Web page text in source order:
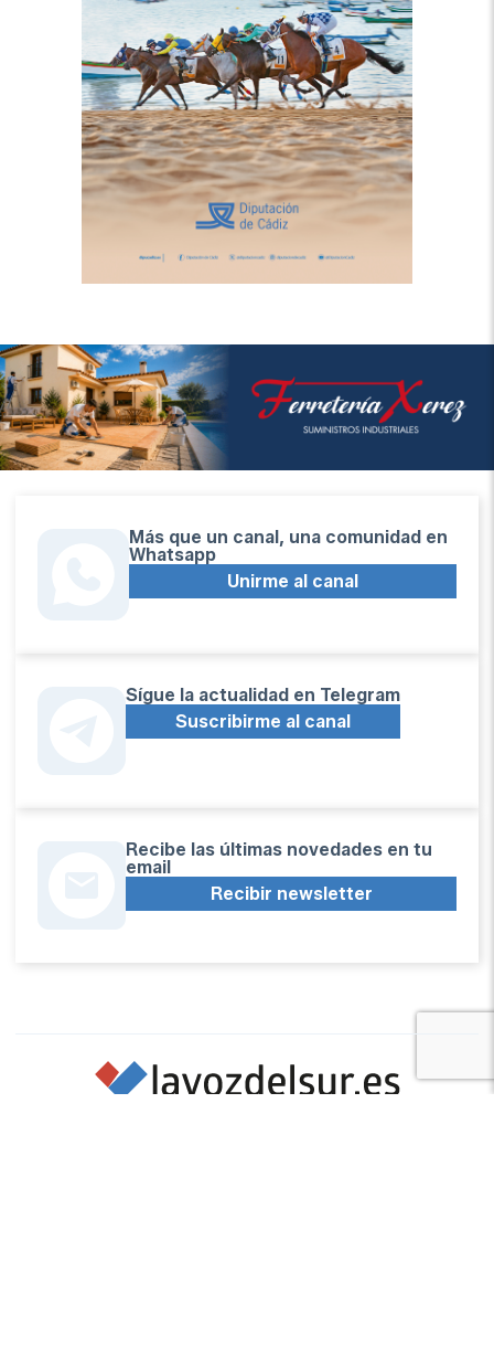
Más que un canal, una comunidad en
Whatsapp
Unirme al canal
Sígue la actualidad en Telegram
Suscribirme al canal
Recibe las últimas novedades en tu
email
Recibir newsletter